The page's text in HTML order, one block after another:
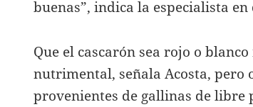
buenas”, indica la especialista
Que el cascarón sea rojo o
nutrimental, señala Acosta, pero
provenientes de gallinas de libre